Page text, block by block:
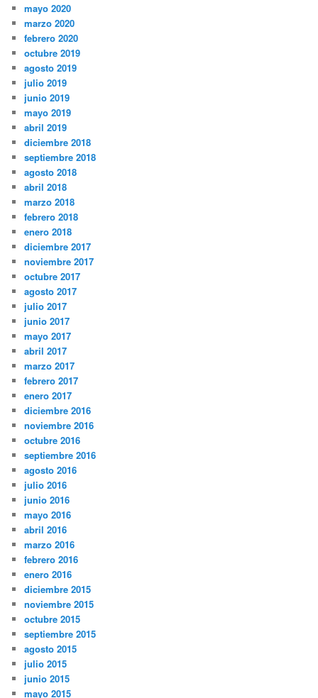
mayo 2020
marzo 2020
febrero 2020
octubre 2019
agosto 2019
julio 2019
junio 2019
mayo 2019
abril 2019
diciembre 2018
septiembre 2018
agosto 2018
abril 2018
marzo 2018
febrero 2018
enero 2018
diciembre 2017
noviembre 2017
octubre 2017
agosto 2017
julio 2017
junio 2017
mayo 2017
abril 2017
marzo 2017
febrero 2017
enero 2017
diciembre 2016
noviembre 2016
octubre 2016
septiembre 2016
agosto 2016
julio 2016
junio 2016
mayo 2016
abril 2016
marzo 2016
febrero 2016
enero 2016
diciembre 2015
noviembre 2015
octubre 2015
septiembre 2015
agosto 2015
julio 2015
junio 2015
mayo 2015